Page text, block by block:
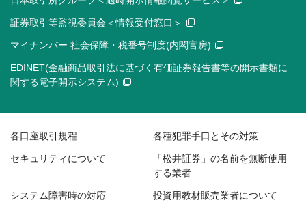
証券取引等監視委員会＜情報受付窓口＞
マイナンバー 社会保障・税番号制度(内閣官房)
EDINET(金融商品取引法に基づく有価証券報告書等の開示書類に
関する電子開示システム)
各口座取引規程 各種犯罪手口とその対策
セキュリティについて
「松井証券」の名前を無断使用
する業者
システム障害時の対応 投資用教材販売業者について